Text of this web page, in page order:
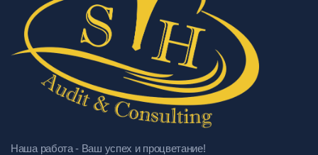
Наша работа - Ваш успех и процветание!